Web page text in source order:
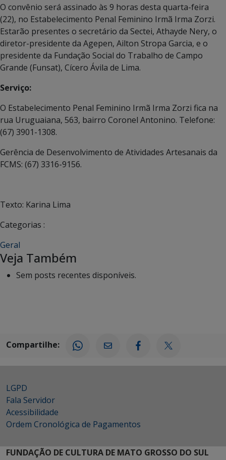
O convênio será assinado às 9 horas desta quarta-feira
(22), no Estabelecimento Penal Feminino Irmã Irma Zorzi.
Estarão presentes o secretário da Sectei, Athayde Nery, o
diretor-presidente da Agepen, Ailton Stropa Garcia, e o
presidente da Fundação Social do Trabalho de Campo
Grande (Funsat), Cícero Ávila de Lima.
Serviço:
O Estabelecimento Penal Feminino Irmã Irma Zorzi fica na
rua Uruguaiana, 563, bairro Coronel Antonino. Telefone:
(67) 3901-1308.
Gerência de Desenvolvimento de Atividades Artesanais da
FCMS: (67) 3316-9156.
Texto: Karina Lima
Categorias :
Geral
Veja Também
Sem posts recentes disponíveis.
Compartilhe:
LGPD
Fala Servidor
Acessibilidade
Ordem Cronológica de Pagamentos
FUNDAÇÃO DE CULTURA DE MATO GROSSO DO SUL